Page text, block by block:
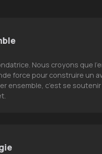
Nous croyons que
force pour construire un
ensemble, c’est se